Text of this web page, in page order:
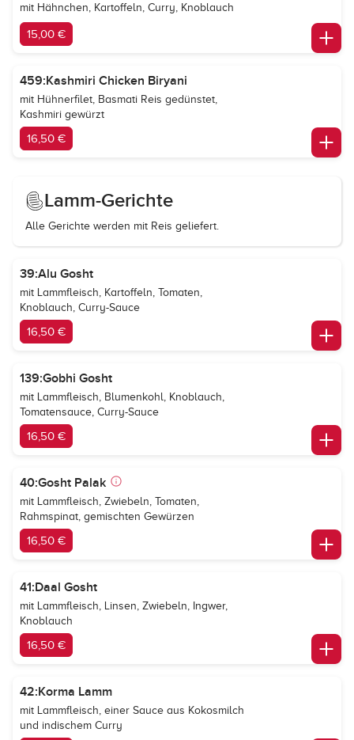
mit Hähnchen, Kartoffeln, Curry, Knoblauch
15,00 €
459:Kashmiri Chicken Biryani
mit Hühnerfilet, Basmati Reis gedünstet,
Kashmiri gewürzt
16,50 €
Lamm-Gerichte
Alle Gerichte werden mit Reis geliefert.
39:Alu Gosht
mit Lammfleisch, Kartoffeln, Tomaten,
Knoblauch, Curry-Sauce
16,50 €
139:Gobhi Gosht
mit Lammfleisch, Blumenkohl, Knoblauch,
Tomatensauce, Curry-Sauce
16,50 €
40:Gosht Palak
mit Lammfleisch, Zwiebeln, Tomaten,
Rahmspinat, gemischten Gewürzen
16,50 €
41:Daal Gosht
mit Lammfleisch, Linsen, Zwiebeln, Ingwer,
Knoblauch
16,50 €
42:Korma Lamm
mit Lammfleisch, einer Sauce aus Kokosmilch
und indischem Curry